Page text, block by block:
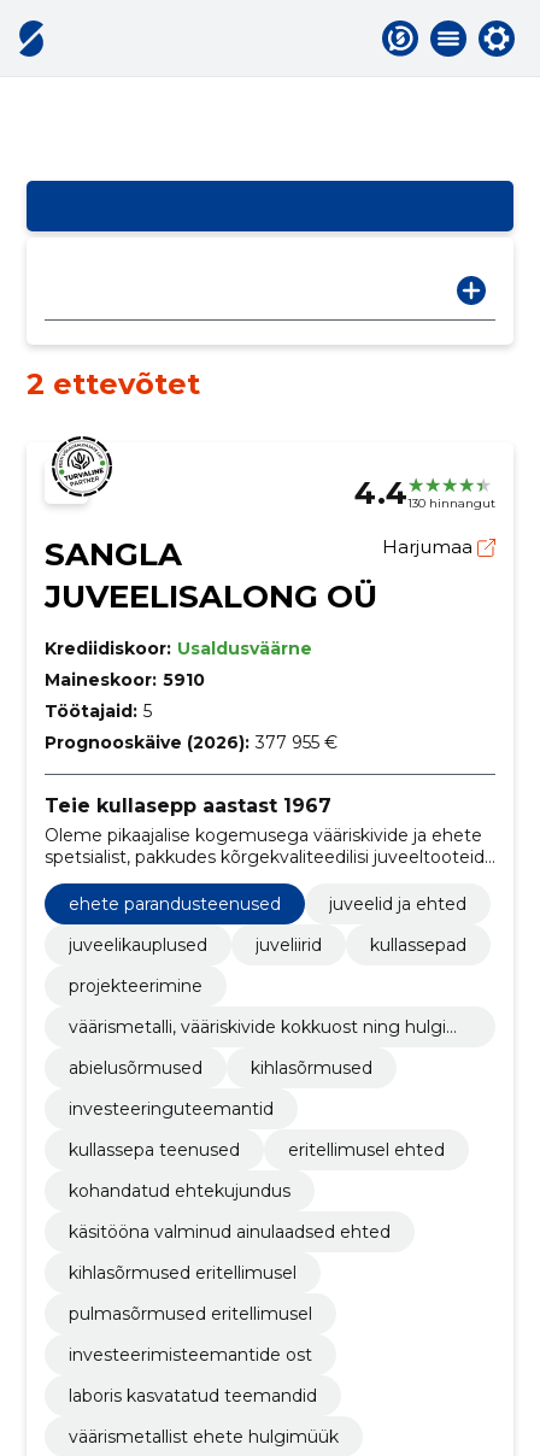
2 ettevõtet
4.4130 hinnangut
SANGLA
JUVEELISALONG OÜ
Harjumaa
Krediidiskoor: Usaldusväärne
Maineskoor: 5910
Töötajaid: 5
Prognooskäive (2026): 377 955 €
Teie kullasepp aastast 1967
Oleme pikaajalise kogemusega vääriskivide ja ehete
spetsialist, pakkudes kõrgekvaliteedilisi juveeltooteid
nii igapäevaseks kandmiseks kui ka erilisteks
sündmusteks.
ehete parandusteenused
juveelid ja ehted
juveelikauplused
juveliirid
kullassepad
projekteerimine
väärismetalli, vääriskivide kokkuost ning hulgim
abielusõrmused
kihlasõrmused
investeeringuteemantid
kullassepa teenused
eritellimusel ehted
kohandatud ehtekujundus
käsitööna valminud ainulaadsed ehted
kihlasõrmused eritellimusel
pulmasõrmused eritellimusel
investeerimisteemantide ost
laboris kasvatatud teemandid
väärismetallist ehete hulgimüük